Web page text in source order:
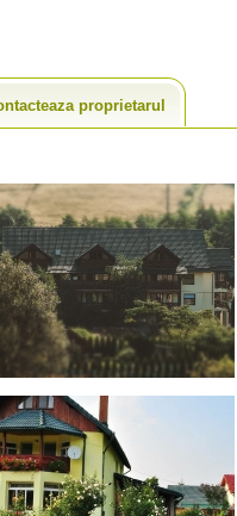
proprietarul